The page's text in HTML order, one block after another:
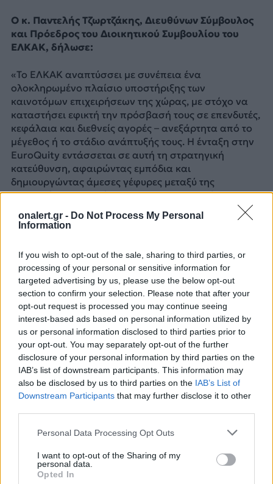
onalert.gr - Do Not Process My Personal
Information
If you wish to opt-out of the sale, sharing to third parties, or
processing of your personal or sensitive information for
targeted advertising by us, please use the below opt-out
section to confirm your selection. Please note that after your
opt-out request is processed you may continue seeing
interest-based ads based on personal information utilized by
us or personal information disclosed to third parties prior to
your opt-out. You may separately opt-out of the further
disclosure of your personal information by third parties on the
IAB’s list of downstream participants. This information may
also be disclosed by us to third parties on the IAB’s List of
Downstream Participants that may further disclose it to other
Personal Data Processing Opt Outs
I want to opt-out of the Sharing of my
personal data.
Opted In
Ο κ. Παντελής Τζωρτζάκης, Διευθύνων Σύμβουλος
και Πρόεδρος του Διοικητικού Συμβουλίου του
ΕΛΚΑΚ, δήλωσε:
«Το ΕΛΚΑΚ αναπτύσσει με συνέπεια ένα
ολοκληρωμένο πλαίσιο υποστήριξης των
καινοτόμων επιχειρήσεων της χώρας, με στόχο να
καταστήσει εφικτή την πρόσβασή τους σε επενδυτές,
κεφάλαια και διεθνείς αγορές – ανεξάρτητα από το
μέγεθος ή το στάδιο ανάπτυξής τους. Η ένταξη στην
EuroQuity εντάσσεται σε αυτή τη στρατηγική
κατεύθυνση, αφαιρώντας εμπόδια και
δημιουργώντας άμεσες γέφυρες μεταξύ της
ελληνικής καινοτομίας και του ευρωπαϊκού
Bpifrance ενισχύει περαιτέρω την προβολή του
διαύλους για διασυνοριακές συνεργασίες και
χρηματοδότηση».
Ο κ. Gilles Le Cocguen, Διευθυντής του EuroQuity,
δήλωσε:
«Η ένταξη του ΕΛΚΑΚ στο European Defence Alliance
αποτελεί ένα σημαντικό βήμα για το ευρωπαϊκό
οικοσύστημα τεχνολογιών διττής χρήσης και άμυνας.
Η συνεργασία αυτή προέκυψε μέσα από συζητήσεις
με την ιδρυτική ομάδα, με αφετηρία την ανάγκη για
εταιρείες και να ενισχυθεί η διασύνδεσή τους με τις
Ένοπλες Δυνάμεις και τη βιομηχανία. Χαίρομαι
ιδιαίτερα που καλωσορίζω το ΕΛΚΑΚ – η
τεχνογνωσία του ενισχύει την αποστολή μας να